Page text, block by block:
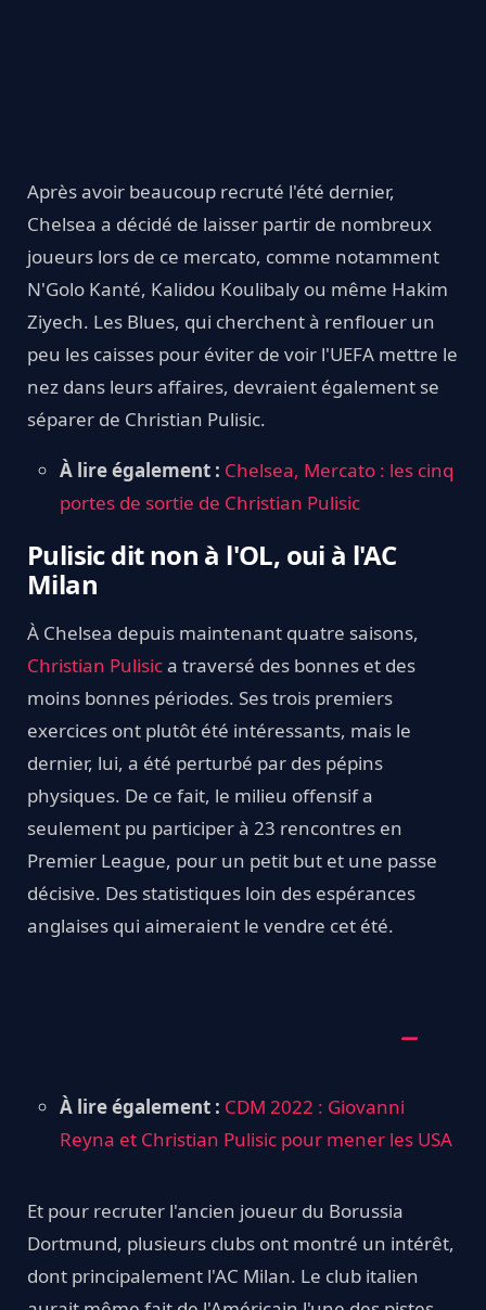
Après avoir beaucoup recruté l'été dernier,
Chelsea a décidé de laisser partir de nombreux
joueurs lors de ce mercato, comme notamment
N'Golo Kanté, Kalidou Koulibaly ou même Hakim
Ziyech. Les Blues, qui cherchent à renflouer un
peu les caisses pour éviter de voir l'UEFA mettre le
nez dans leurs affaires, devraient également se
séparer de Christian Pulisic.
À lire également : Chelsea, Mercato : les cinq
portes de sortie de Christian Pulisic
Pulisic dit non à l'OL, oui à l'AC
Milan
À Chelsea depuis maintenant quatre saisons,
Christian Pulisica traversé des bonnes et des
moins bonnes périodes. Ses trois premiers
exercices ont plutôt été intéressants, mais le
dernier, lui, a été perturbé par des pépins
physiques. De ce fait, le milieu offensif a
seulement pu participer à 23 rencontres en
Premier League, pour un petit but et une passe
décisive. Des statistiques loin des espérances
anglaises qui aimeraient le vendre cet été.
À lire également : CDM 2022 : Giovanni
Reyna et Christian Pulisic pour mener les USA
Et pour recruter l'ancien joueur du Borussia
Dortmund, plusieurs clubs ont montré un intérêt,
dont principalement l'AC Milan. Le club italien